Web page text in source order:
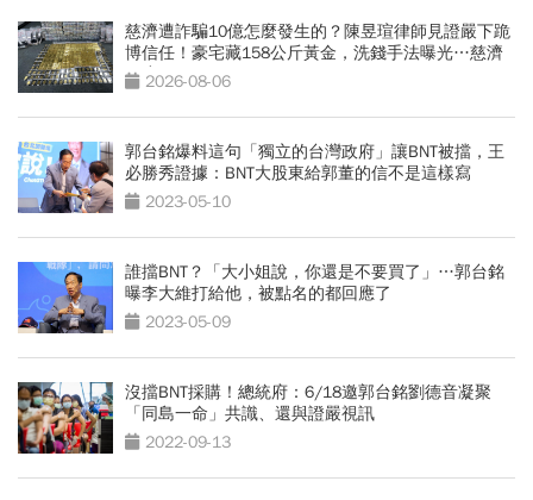
慈濟遭詐騙10億怎麼發生的？陳昱瑄律師見證嚴下跪
博信任！豪宅藏158公斤黃金，洗錢手法曝光…慈濟
回應了
2026-08-06
郭台銘爆料這句「獨立的台灣政府」讓BNT被擋，王
必勝秀證據：BNT大股東給郭董的信不是這樣寫
2023-05-10
誰擋BNT？「大小姐說，你還是不要買了」…郭台銘
曝李大維打給他，被點名的都回應了
2023-05-09
沒擋BNT採購！總統府：6/18邀郭台銘劉德音凝聚
「同島一命」共識、還與證嚴視訊
2022-09-13